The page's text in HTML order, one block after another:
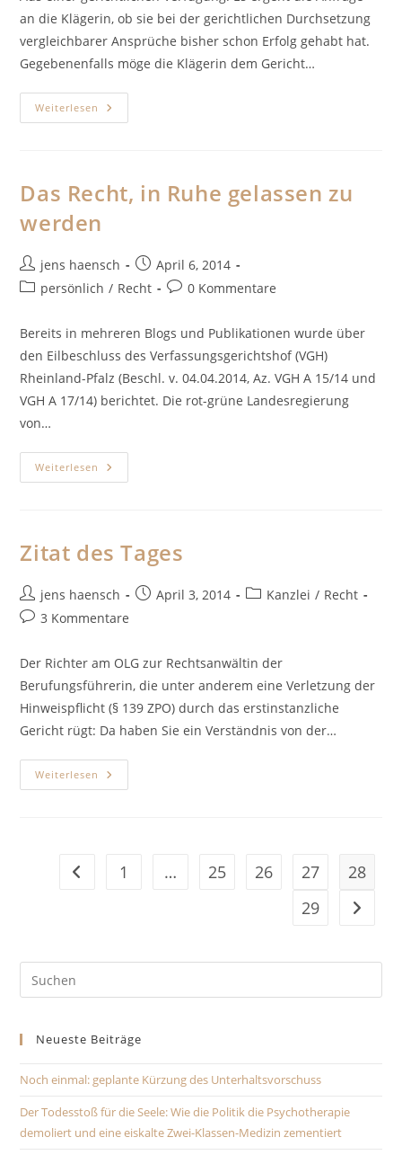
an die Klägerin, ob sie bei der gerichtlichen Durchsetzung
vergleichbarer Ansprüche bisher schon Erfolg gehabt hat.
Gegebenenfalls möge die Klägerin dem Gericht…
Weiterlesen Die
Zweifel
Das Recht, in Ruhe gelassen zu
werden
Beitrags-
Autor:
jens haensch
Beitrag
veröffentlicht:
April 6, 2014
Beitrags-
persönlich / Recht
Beitrags-
0 Kommentare
Bereits in mehreren Blogs und Publikationen wurde über
den Eilbeschluss des Verfassungsgerichtshof (VGH)
Rheinland-Pfalz (Beschl. v. 04.04.2014, Az. VGH A 15/14 und
VGH A 17/14) berichtet. Die rot-grüne Landesregierung
von…
Weiterlesen Das
Recht,
Werden
Zitat des Tages
Beitrags-
Autor:
jens haensch
BeitragApril 3, 2014
Beitrags-
Kanzlei / Recht
Beitrags-
3 Kommentare
Der Richter am OLG zur Rechtsanwältin der
Berufungsführerin, die unter anderem eine Verletzung der
Hinweispflicht (§ 139 ZPO) durch das erstinstanzliche
Gericht rügt: Da haben Sie ein Verständnis von der…
Weiterlesen Zitat
Des
Zur vorherigen Seite
1 … 25 26 27
28
29
Zur
Neueste Beiträge
Noch einmal: geplante Kürzung des Unterhaltsvorschuss
Der Todesstoß für die Seele: Wie die Politik die Psychotherapie
demoliert und eine eiskalte Zwei-Klassen-Medizin zementiert